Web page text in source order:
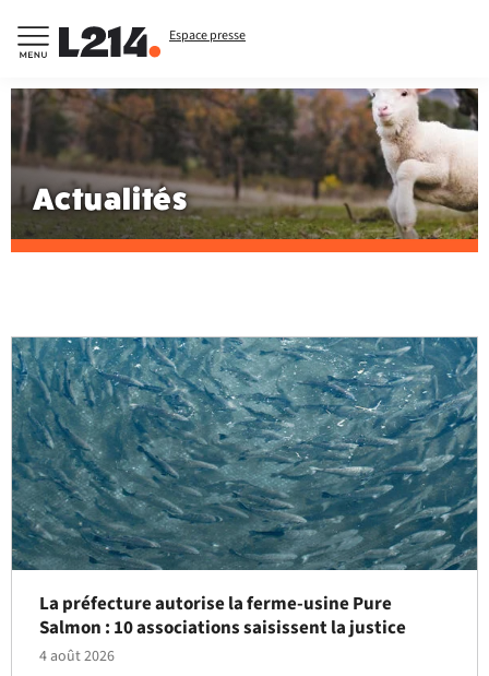
Espace presse
Actualités
La préfecture autorise la ferme-usine Pure
Salmon : 10 associations saisissent la justice
4 août 2026